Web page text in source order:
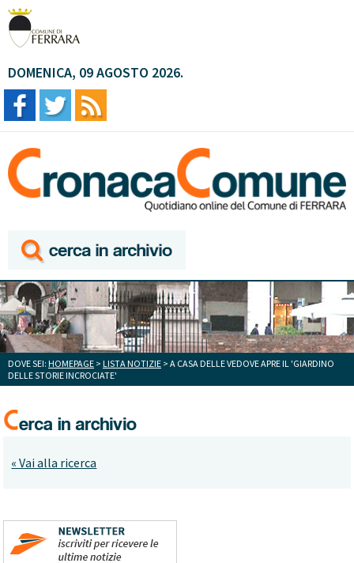
DOMENICA, 09 AGOSTO 2026.
DOVE SEI: HOMEPAGE > LISTA NOTIZIE > A CASA DELLE VEDOVE APRE IL 'GIARDINO
DELLE STORIE INCROCIATE'
« Vai alla ricerca